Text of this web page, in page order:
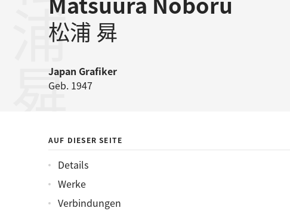
松浦 曻
Japan Grafiker
Geb. 1947
松浦曻
AUF DIESER SEITE
Details
Werke
Verbindungen